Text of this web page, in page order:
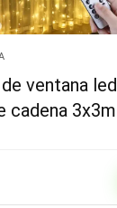
ventana led
cadena 3x3m